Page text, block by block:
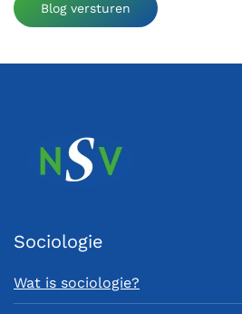
Blog versturen
Sociologie
Wat is sociologie?